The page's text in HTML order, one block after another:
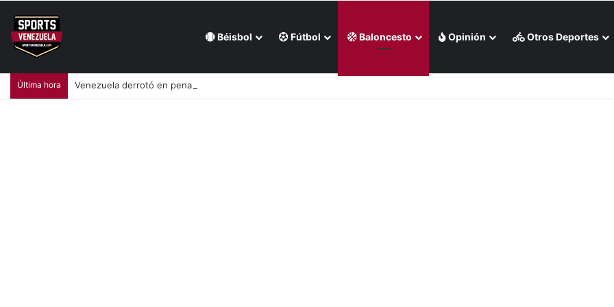
Béisbol Fútbol Baloncesto Opinión Otros Deportes
Última hora Venezuela derrotó en penales a México y se coronó en Santo Domingo 2026